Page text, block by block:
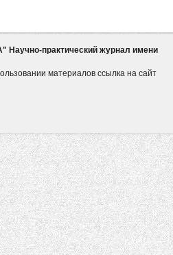
практический журнал имени
материалов ссылка на сайт